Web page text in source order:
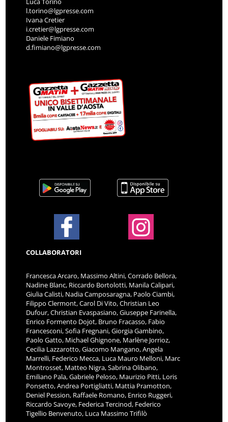
l.torino@lgpresse.com
Ivana Cretier
i.cretier@lgpresse.com
Daniele Fimiano
d.fimiano@lgpresse.com
COLLABORATORI
Francesca Arcaro, Massimo Altini, Corrado Bellora,
Nadine Blanc, Riccardo Bortolotti, Manila Calipari,
Giulia Calisti, Nadia Camposaragna, Paolo Ciambi,
Filippo Clermont, Carol Di Vito, Christian Leo
Dufour, Christian Evaspasiano, Giuseppe Farinella,
Enrico Formento Dojot, Bruno Fracasso, Fabio
Francesconi, Sofia Fregnani, Giorgia Gambino,
Paolo Gatto, Michael Ghignone, Marlène Jorrioz,
Cecilia Lazzarotto, Giacomo Mangano, Angela
Marrelli, Federico Mecca, Luca Mauro Melloni, Marc
Montrosset, Matteo Nigra, Sabrina Olibano,
Emiliano Pala, Gabriele Peloso, Maurizio Pitti, Loris
Ponsetto, Andrea Portigliatti, Mattia Pramotton,
Deniel Pession, Raffaele Romano, Enrico Ruggeri,
Riccardo Savoye, Federica Tercinod, Federico
Tigellio Benvenuto, Luca Massimo Trifilò